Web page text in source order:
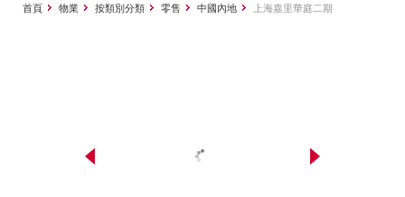
首頁 物業 按類別分類 零售 中國內地 上海嘉里華庭二期